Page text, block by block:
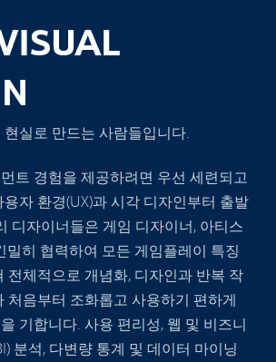
실로 만드는 사람들입니다.
트 경험을 제공하려면 우선 세련되고
자 환경(UX)과 시각 디자인부터 출발
디자이너들은 게임 디자이너, 아티스
밀히 협력하여 모든 게임플레이 특징
전체적으로 개념화, 디자인과 반복 작
처음부터 조화롭고 사용하기 편하게
기합니다. 사용 편리성, 웹 및 비즈니
분석, 다변량 통계 및 데이터 마이닝